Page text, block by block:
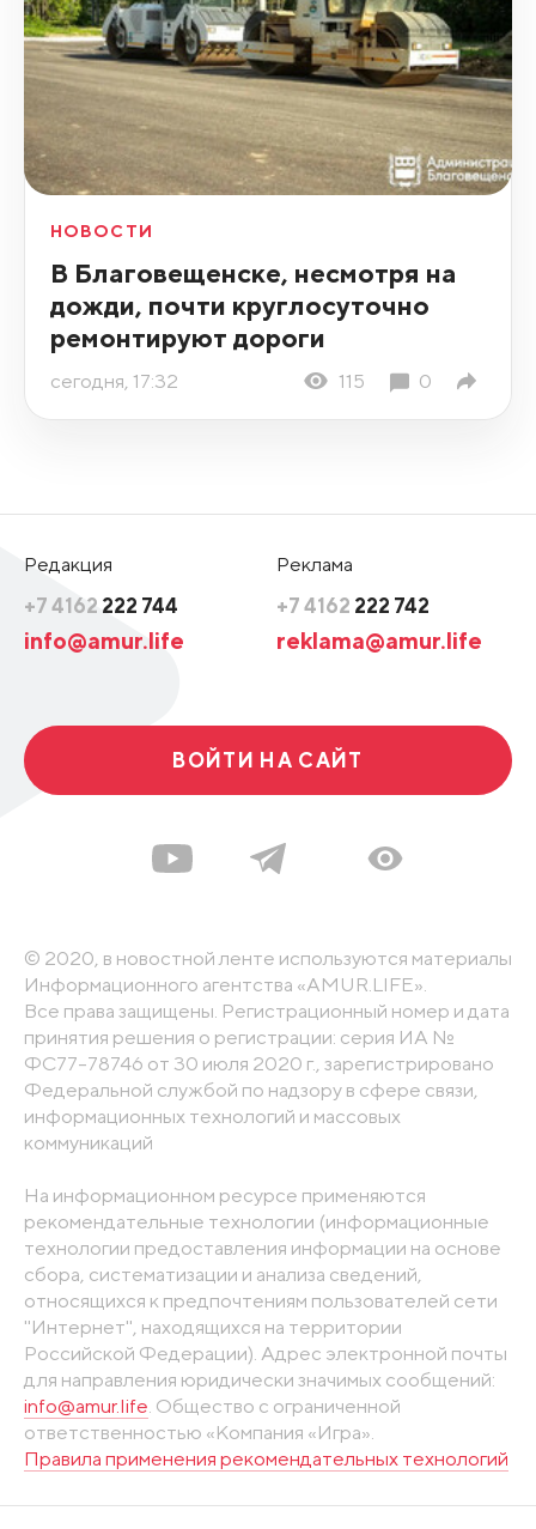
НОВОСТИ
В Благовещенске, несмотря на
дожди, почти круглосуточно
ремонтируют дороги
сегодня, 17:32 115 0
Редакция
+7 4162 222 744
info@amur.life
Реклама
+7 4162 222 742
reklama@amur.life
ВОЙТИ НА САЙТ
© 2020, в новостной ленте используются материалы
Информационного агентства «AMUR.LIFE».
Все права защищены. Регистрационный номер и дата
принятия решения о регистрации: серия ИА №
ФС77-78746 от 30 июля 2020 г., зарегистрировано
Федеральной службой по надзору в сфере связи,
информационных технологий и массовых
коммуникаций
На информационном ресурсе применяются
рекомендательные технологии (информационные
технологии предоставления информации на основе
сбора, систематизации и анализа сведений,
относящихся к предпочтениям пользователей сети
"Интернет", находящихся на территории
Российской Федерации). Адрес электронной почты
для направления юридически значимых сообщений:
info@amur.life. Общество с ограниченной
ответственностью «Компания «Игра».
Правила применения рекомендательных технологий